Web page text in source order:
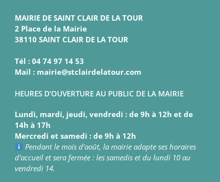
MAIRIE DE SAINT CLAIR DE LA TOUR
2 Place de la Mairie
38110 SAINT CLAIR DE LA TOUR
Tél : 04 74 97 14 53
Mail : mairie@stclairdelatour.com
HEURES D’OUVERTURE AU PUBLIC DE LA MAIRIE
Lundi, mardi, jeudi, vendredi : de 9h à 12h et de
14h à 17h
Mercredi et samedi : de 9h à 12h
Pendant le mois d’août, la mairie adapte ses horaires
d’accueil et sera fermée : les samedis et du lundi 10 au
vendredi 14.